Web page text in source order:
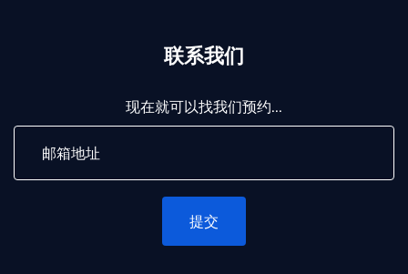
联系我们
现在就可以找我们预约...
提交